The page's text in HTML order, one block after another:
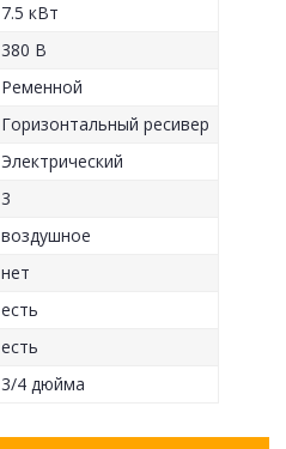
7.5 кВт
380 В
Ременной
Горизонтальный ресивер
Электрический
3
воздушное
нет
есть
есть
3/4 дюйма